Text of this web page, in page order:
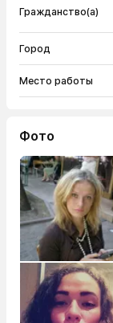
Гражданство(а)
Город
Место работы
Фото